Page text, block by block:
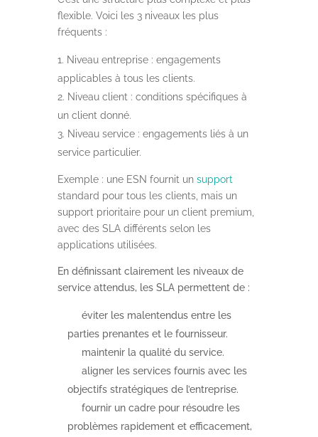
flexible. Voici les 3 niveaux les plus
fréquents :
Niveau entreprise : engagements
applicables à tous les clients.
Niveau client : conditions spécifiques à
un client donné.
Niveau service : engagements liés à un
service particulier.
Exemple : une ESN fournit un support
standard pour tous les clients, mais un
support prioritaire pour un client premium,
avec des SLA différents selon les
applications utilisées.
En définissant clairement les niveaux de
service attendus, les SLA permettent de :
éviter les malentendus entre les
parties prenantes et le fournisseur.
maintenir la qualité du service.
aligner les services fournis avec les
objectifs stratégiques de l’entreprise.
fournir un cadre pour résoudre les
problèmes rapidement et efficacement,